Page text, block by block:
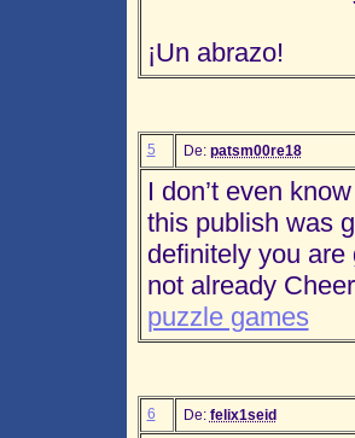
¡Un abrazo!
5 De: patsm00re18
I don’t even
this publish was
definitely you
not already
puzzle games
6 De: felix1seid